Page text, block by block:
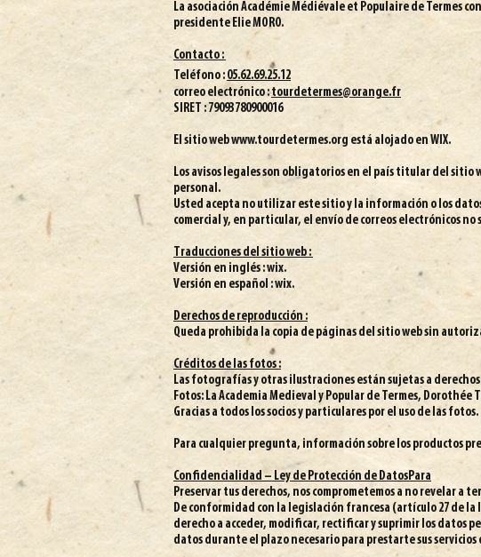
​La asociación Académie Médiévale et Populaire de Termes
presidente Elie MORO.
Contacto :
Teléfono : 05.62.69.25.12
correo electrónico :tourdetermes@orange.fr
SIRET : 79093780900016
El sitio webwww.tourdetermes.org está alojado en WIX.
Los avisos legales son obligatorios en el país titular del sitio
personal.
Usted acepta no utilizar este sitio y la información o los
comercial y, en particular, el envío de correos electrónicos
Traducciones del sitio web :
Versión en inglés : wix.
Versión en español : wix.
Derechos de reproducción :
Queda prohibida la copia de páginas del sitio web sin
Créditos de las fotos :
Las fotografías y otras ilustraciones están sujetas a
Fotos: La Academia Medieval y Popular de Termes,
​Gracias a todos los socios y particulares por el uso de las fotos.
Para cualquier pregunta, información sobre los productos
Confidencialidad – Ley de Protección de DatosPara
Preservar tus derechos, nos comprometemos a no revelar a
De conformidad con la legislación francesa (artículo 27 de
derecho a acceder, modificar, rectificar y suprimir los datos
datos durante el plazo necesario para prestarte sus servicios